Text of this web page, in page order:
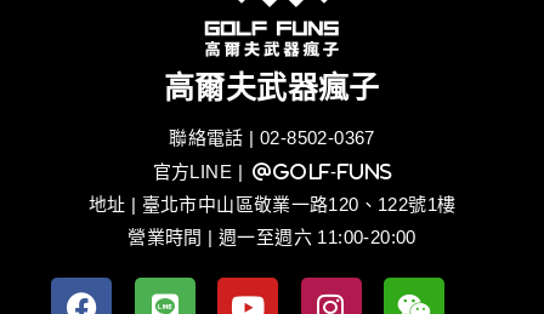
高爾夫武器瘋子
聯絡電話 | 02-8502-0367
官方LINE | @golf-funs
地址 | 臺北市中山區敬業一路120、122號1樓
營業時間 | 週一至週六 11:00-20:00